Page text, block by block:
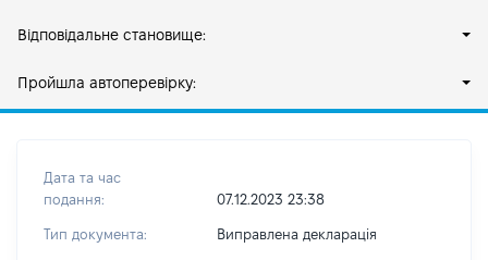
Відповідальне становище:
Пройшла автоперевірку:
Дата та час
подання:
07.12.2023 23:38
Тип документа: Виправлена декларація